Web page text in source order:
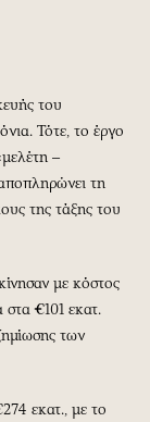
του
Τότε, το έργο
–
τη
της τάξης του
με κόστος
στα €101 εκατ.
των
εκατ., με το